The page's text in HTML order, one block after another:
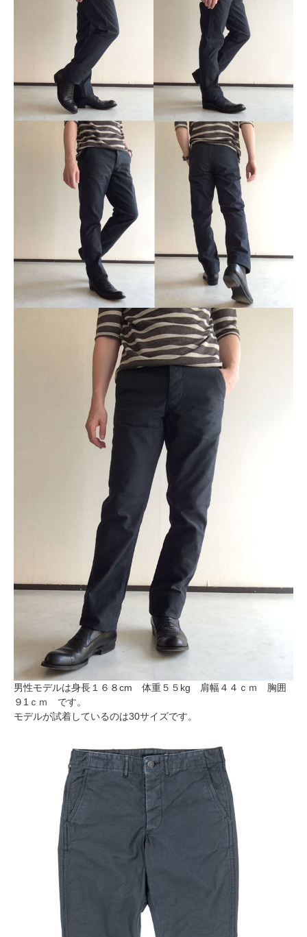
男性モデルは身長１６８cm 体重５５kg 肩幅４４ｃｍ 胸囲
９1ｃｍ です。
モデルが試着しているのは30サイズです。